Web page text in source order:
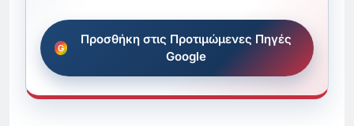
Προσθήκη στις Προτιμώμενες Πηγές
Google